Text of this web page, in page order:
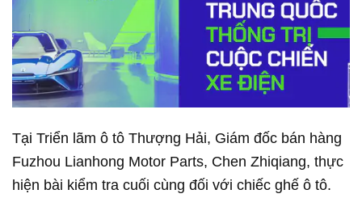
Tại Triển lãm ô tô Thượng Hải, Giám đốc bán hàng
Fuzhou Lianhong Motor Parts, Chen Zhiqiang, thực
hiện bài kiểm tra cuối cùng đối với chiếc ghế ô tô.